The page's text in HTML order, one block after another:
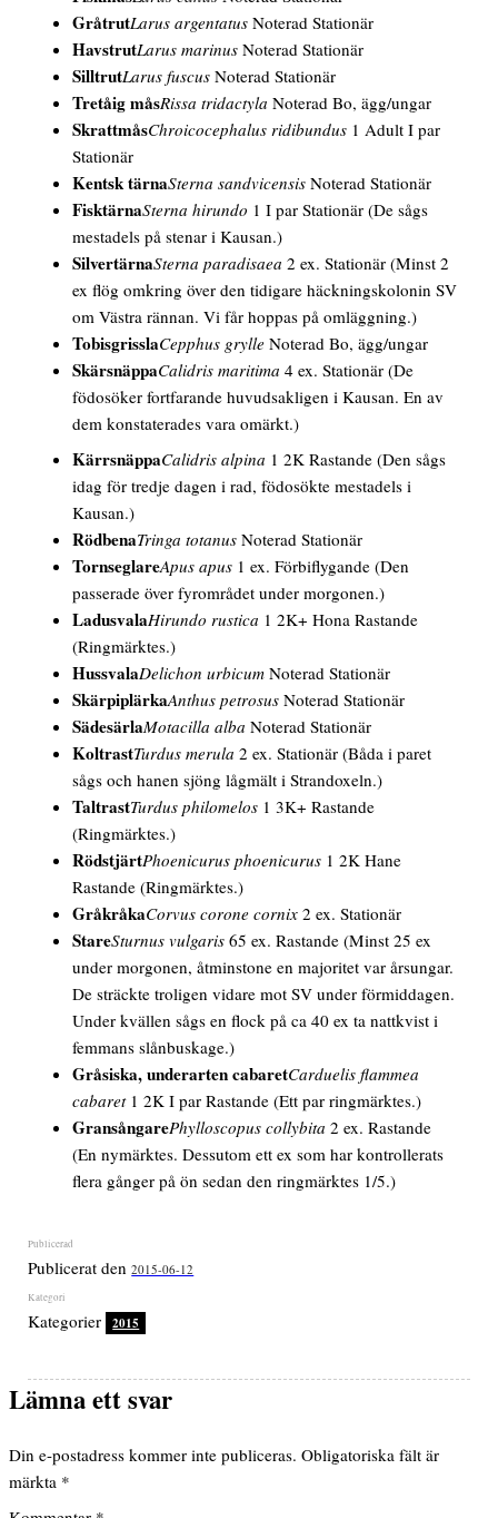
GråtrutLarus argentatus Noterad Stationär
HavstrutLarus marinus Noterad Stationär
SilltrutLarus fuscus Noterad Stationär
Tretåig måsRissa tridactyla Noterad Bo, ägg/ungar
SkrattmåsChroicocephalus ridibundus 1 AdultI par
Stationär
Kentsk tärnaSterna sandvicensis Noterad Stationär
FisktärnaSterna hirundo 1I par Stationär(De sågs
mestadels på stenar i Kausan.)
SilvertärnaSterna paradisaea 2 ex. Stationär(Minst 2
ex flög omkring över den tidigare häckningskolonin SV
om Västra rännan. Vi får hoppas på omläggning.)
TobisgrisslaCepphus grylle Noterad Bo, ägg/ungar
SkärsnäppaCalidris maritima 4 ex. Stationär(De
födosöker fortfarande huvudsakligen i Kausan. En av
dem konstaterades vara omärkt.)
KärrsnäppaCalidris alpina 1 2K Rastande(Den sågs
idag för tredje dagen i rad, födosökte mestadels i
Kausan.)
RödbenaTringa totanus Noterad Stationär
TornseglareApus apus 1 ex. Förbiflygande(Den
passerade över fyrområdet under morgonen.)
LadusvalaHirundo rustica 1 2K+Hona Rastande
(Ringmärktes.)
HussvalaDelichon urbicum Noterad Stationär
SkärpiplärkaAnthus petrosus Noterad Stationär
SädesärlaMotacilla alba Noterad Stationär
KoltrastTurdus merula 2 ex. Stationär(Båda i paret
sågs och hanen sjöng lågmält i Strandoxeln.)
TaltrastTurdus philomelos 1 3K+ Rastande
(Ringmärktes.)
RödstjärtPhoenicurus phoenicurus 1 2KHane
Rastande(Ringmärktes.)
GråkråkaCorvus corone cornix 2 ex. Stationär
StareSturnus vulgaris 65 ex. Rastande(Minst 25 ex
under morgonen, åtminstone en majoritet var årsungar.
De sträckte troligen vidare mot SV under förmiddagen.
Under kvällen sågs en flock på ca 40 ex ta nattkvist i
femmans slånbuskage.)
Gråsiska, underarten cabaretCarduelis flammea
cabaret1 2KI par Rastande(Ett par ringmärktes.)
GransångarePhylloscopus collybita 2 ex. Rastande
(En nymärktes. Dessutom ett ex som har kontrollerats
flera gånger på ön sedan den ringmärktes 1/5.)
Publicerat den2015-06-12
Kategorier 2015
Lämna ett svar
Din e-postadress kommer inte publiceras. Obligatoriska fält är
märkta *